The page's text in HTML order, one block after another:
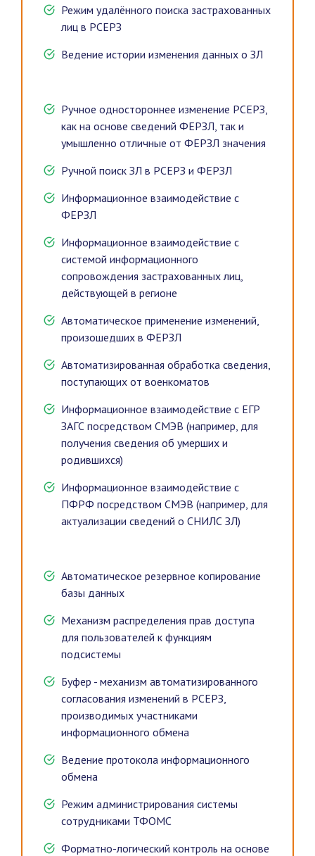
Режим удалённого поиска застрахованных
лиц в РСЕРЗ
Ведение истории изменения данных о ЗЛ
Ручное одностороннее изменение РСЕРЗ,
как на основе сведений ФЕРЗЛ, так и
умышленно отличные от ФЕРЗЛ значения
Ручной поиск ЗЛ в РСЕРЗ и ФЕРЗЛ
Информационное взаимодействие с
ФЕРЗЛ
Информационное взаимодействие с
системой информационного
сопровождения застрахованных лиц,
действующей в регионе
Автоматическое применение изменений,
произошедших в ФЕРЗЛ
Автоматизированная обработка сведения,
поступающих от военкоматов
Информационное взаимодействие с ЕГР
ЗАГС посредством СМЭВ (например, для
получения сведения об умерших и
родившихся)
Информационное взаимодействие с
ПФРФ посредством СМЭВ (например, для
актуализации сведений о СНИЛС ЗЛ)
Автоматическое резервное копирование
базы данных
Механизм распределения прав доступа
для пользователей к функциям
подсистемы
Буфер - механизм автоматизированного
согласования изменений в РСЕРЗ,
производимых участниками
информационного обмена
Ведение протокола информационного
обмена
Режим администрирования системы
сотрудниками ТФОМС
Форматно-логический контроль на основе